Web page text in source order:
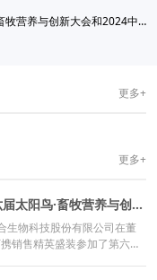
新大会和2024中国饲料工业展览会
更多+
更多+
河南金百合生物盛装出席第六届太阳鸟·畜牧营养与创新大会和2024中国饲料工业展览会
生物科技股份有限公司在董
销售精英盛装参加了第六届